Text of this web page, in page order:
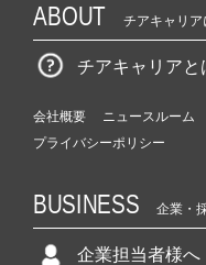
ABOUT チアキャリア
チアキャリアと
会社概要 ニュースルーム
プライバシーポリシー
BUSINESS 企業・
企業担当者様へ